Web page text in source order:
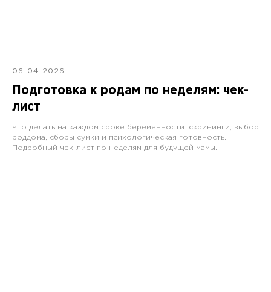
06-04-2026
Подготовка к родам по неделям: чек-
лист
Что делать на каждом сроке беременности: скрининги, выбор
роддома, сборы сумки и психологическая готовность.
Подробный чек-лист по неделям для будущей мамы.